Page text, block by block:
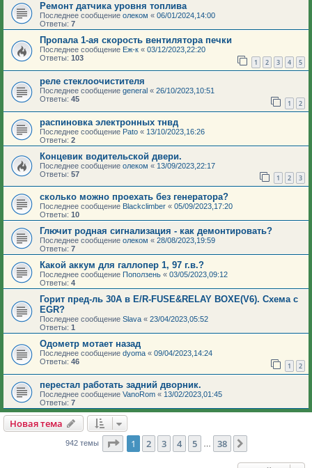
Ремонт датчика уровня топлива
Последнее сообщение олеком « 06/01/2024,14:00
Ответы: 7
Пропала 1-ая скорость вентилятора печки
Последнее сообщение Еж-к « 03/12/2023,22:20
Ответы: 103 1 2 3 4 5
реле стеклоочистителя
Последнее сообщение general « 26/10/2023,10:51
Ответы: 45 1 2
распиновка электронных тнвд
Последнее сообщение Pato « 13/10/2023,16:26
Ответы: 2
Концевик водительской двери.
Последнее сообщение олеком « 13/09/2023,22:17
Ответы: 57 1 2 3
сколько можно проехать без генератора?
Последнее сообщение Blackclimber « 05/09/2023,17:20
Ответы: 10
Глючит родная сигнализация - как демонтировать?
Последнее сообщение олеком « 28/08/2023,19:59
Ответы: 7
Какой аккум для галлопер 1, 97 г.в.?
Последнее сообщение Поползень « 03/05/2023,09:12
Ответы: 4
Горит пред-ль 30А в E/R-FUSE&RELAY BOXE(V6). Схема с
EGR?
Последнее сообщение Slava « 23/04/2023,05:52
Ответы: 1
Одометр мотает назад
Последнее сообщение dyoma « 09/04/2023,14:24
Ответы: 46 1 2
перестал работать задний дворник.
Последнее сообщение VanoRom « 13/02/2023,01:45
Ответы: 7
Новая тема
942 темы Страница из 38
1 2 3 4 5 38